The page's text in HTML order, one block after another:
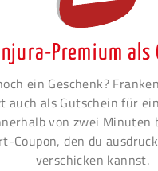
Premium als
ein Geschenk?
auch als Gutschein für
von zwei Minuten
Coupon, den du
verschicken kannst.